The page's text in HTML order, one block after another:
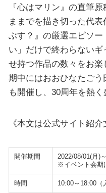
『心はマリン』の直筆
ままでを描き切った代
ぶす？』の厳選エピソ
い」だけで終わらない
せ持つ作品の数々をお
期中にはおおひなたごう
も開催し、30周年を熱く
《本文は公式サイト紹
開催期間
2022/08/01(月)
※イベント会期
時間 10:00～18:00（